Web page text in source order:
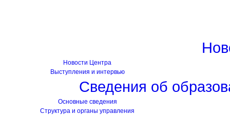
Новости Центра
Выступления и интервью
Сведения об
Основные сведения
Структура и органы управления